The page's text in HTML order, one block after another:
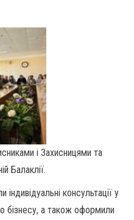
і Захисницями та
Балаклії.
індивідуальні консультації у
бізнесу, а також оформили